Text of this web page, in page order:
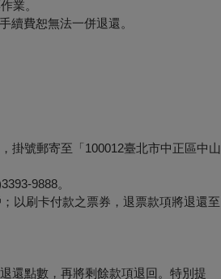
業。
續費恕無法一併退還。
掛號郵寄至「100012臺北市中正區中山
9888。
以刷卡付款之票券，退票款項將退還至
還點數，再將剩餘款項退回。特別提